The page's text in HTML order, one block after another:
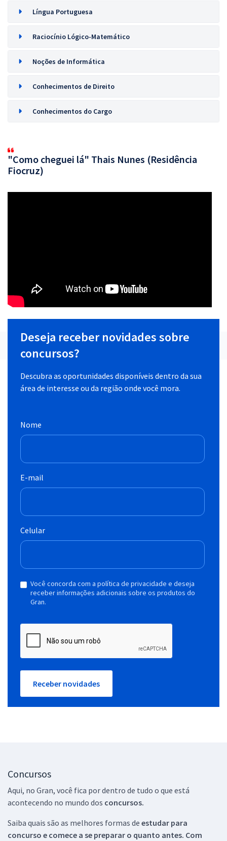
Língua Portuguesa
Raciocínio Lógico-Matemático
Noções de Informática
Conhecimentos de Direito
Conhecimentos do Cargo
"Como cheguei lá" Thais Nunes (Residência
Fiocruz)
Deseja receber novidades sobre
concursos?
Descubra as oportunidades disponíveis dentro da sua
área de interesse ou da região onde você mora.
Nome
E-mail
Celular
Você concorda com a política de privacidade e deseja
receber informações adicionais sobre os produtos do
Gran.
Receber novidades
Concursos
Aqui, no Gran, você fica por dentro de tudo o que está
acontecendo no mundo dos concursos.
Saiba quais são as melhores formas de estudar para
concurso e comece a se preparar o quanto antes. Com